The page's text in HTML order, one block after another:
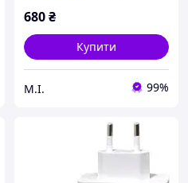
680₴
Купити
М.І. 99%